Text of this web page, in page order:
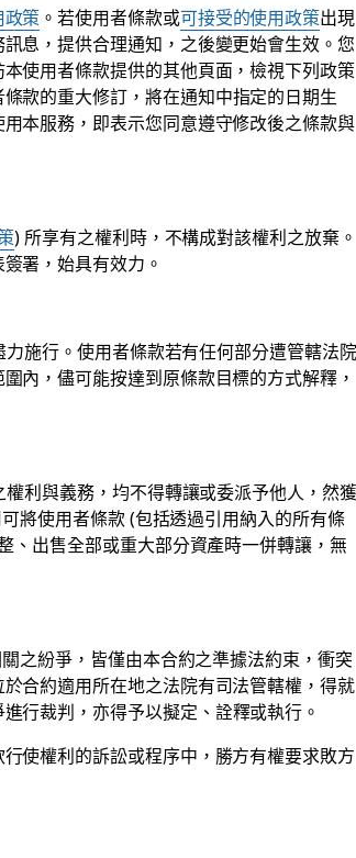
策 。若使用者條款或可接受的使用政策出現
息，提供合理通知，之後變更始會生效。您
使用者條款提供的其他頁面，檢視下列政策
款的重大修訂，將在通知中指定的日期生
本服務，即表示您同意遵守修改後之條款與
) 所享有之權利時，不構成對該權利之放棄。
署，始具有效力。
施行。使用者條款若有任何部分遭管轄法院
內，儘可能按達到原條款目標的方式解釋，
權利與義務，均不得轉讓或委派予他人，然獲
將使用者條款 (包括透過引用納入的所有條
、出售全部或重大部分資產時一併轉讓，無
之紛爭，皆僅由本合約之準據法約束，衝突
合約適用所在地之法院有司法管轄權，得就
行裁判，亦得予以擬定、詮釋或執行。
使權利的訴訟或程序中，勝方有權要求敗方